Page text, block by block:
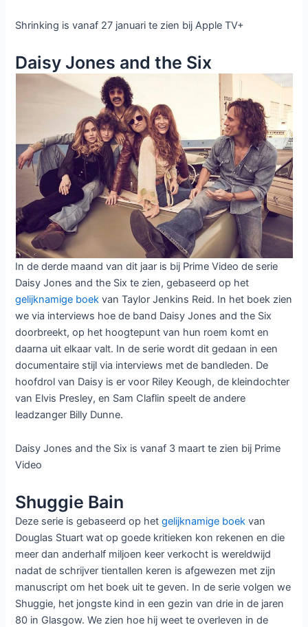
Shrinking is vanaf 27 januari te zien bij Apple TV+
Daisy Jones and the Six
In de derde maand van dit jaar is bij Prime Video de serie
Daisy Jones and the Six te zien, gebaseerd op het
gelijknamige boek van Taylor Jenkins Reid. In het boek zien
we via interviews hoe de band Daisy Jones and the Six
doorbreekt, op het hoogtepunt van hun roem komt en
daarna uit elkaar valt. In de serie wordt dit gedaan in een
documentaire stijl via interviews met de bandleden. De
hoofdrol van Daisy is er voor Riley Keough, de kleindochter
van Elvis Presley, en Sam Claflin speelt de andere
leadzanger Billy Dunne.
Daisy Jones and the Six is vanaf 3 maart te zien bij Prime
Video
Shuggie Bain
Deze serie is gebaseerd op hetgelijknamige boek van
Douglas Stuart wat op goede kritieken kon rekenen en die
meer dan anderhalf miljoen keer verkocht is wereldwijd
nadat de schrijver tientallen keren is afgewezen met zijn
manuscript om het boek uit te geven. In de serie volgen we
Shuggie, het jongste kind in een gezin van drie in de jaren
80 in Glasgow. We zien hoe hij weet te overleven in de